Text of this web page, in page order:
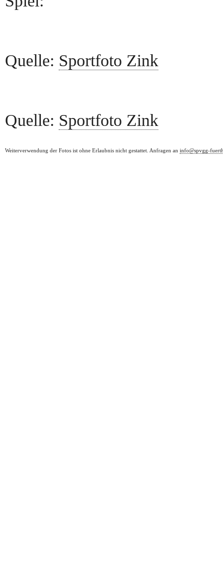
Quelle: Sportfoto Zink
Quelle: Sportfoto Zink
Weiterverwendung der Fotos ist ohne Erlaubnis nicht gestattet. Anfragen an info@spvgg-